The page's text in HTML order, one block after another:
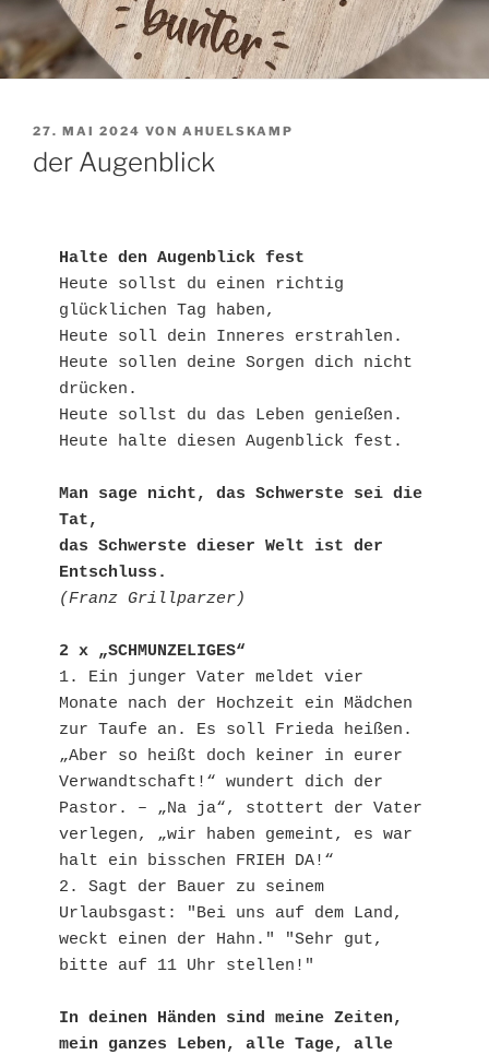
VERÖFFENTLICHT
AM
27. MAI 2024 VON AHUELSKAMP
der Augenblick
Halte den Augenblick fest
Heute sollst du einen richtig
glücklichen Tag haben,
Heute soll dein Inneres erstrahlen.
Heute sollen deine Sorgen dich nicht
drücken.
Heute sollst du das Leben genießen.
Heute halte diesen Augenblick fest.
Man sage nicht, das Schwerste sei die
Tat,
das Schwerste dieser Welt ist der
Entschluss.
(Franz Grillparzer)
2 x „SCHMUNZELIGES“
1. Ein junger Vater meldet vier
Monate nach der Hochzeit ein Mädchen
zur Taufe an. Es soll Frieda heißen.
„Aber so heißt doch keiner in eurer
Verwandtschaft!“ wundert dich der
Pastor. – „Na ja“, stottert der Vater
verlegen, „wir haben gemeint, es war
halt ein bisschen FRIEH DA!“
2. Sagt der Bauer zu seinem
Urlaubsgast: "Bei uns auf dem Land,
weckt einen der Hahn." "Sehr gut,
bitte auf 11 Uhr stellen!"
In deinen Händen sind meine Zeiten,
mein ganzes Leben, alle Tage, alle